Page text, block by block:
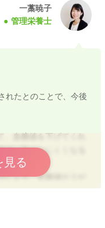
一藁暁子
管理栄養士
れたとのことで、今後
血糖値を下げてくれ
が下がりにくくなる
より、血糖値が上が
。
とではなく、主治医
見る